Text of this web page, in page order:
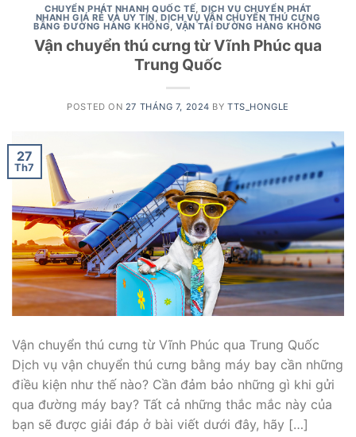
CHUYỂN PHÁT NHANH QUỐC TẾ,DỊCH VỤ CHUYỂN PHÁT
NHANH GIÁ RẺ VÀ UY TÍN,DỊCH VỤ VẬN CHUYỂN THÚ CƯNG
BẰNG ĐƯỜNG HÀNG KHÔNG,VẬN TẢI ĐƯỜNG HÀNG KHÔNG
Vận chuyển thú cưng từ Vĩnh Phúc qua
Trung Quốc
POSTED ON 27 THÁNG 7, 2024 BYTTS_HONGLE
27
Th7
Vận chuyển thú cưng từ Vĩnh Phúc qua Trung Quốc
Dịch vụ vận chuyển thú cưng bằng máy bay cần những
điều kiện như thế nào? Cần đảm bảo những gì khi gửi
qua đường máy bay? Tất cả những thắc mắc này của
bạn sẽ được giải đáp ở bài viết dưới đây, hãy […]